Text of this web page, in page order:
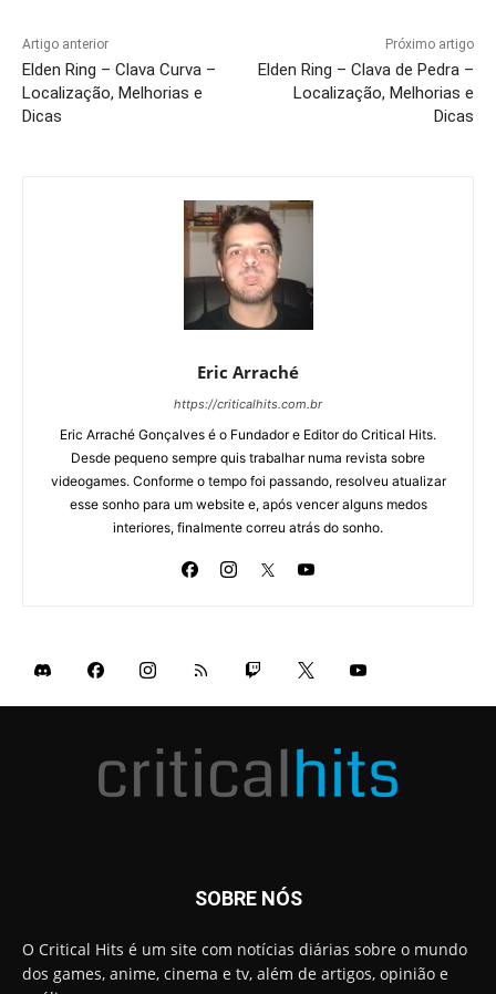
Artigo anterior
Elden Ring – Clava Curva –
Localização, Melhorias e
Dicas
Próximo artigo
Elden Ring – Clava de Pedra –
Localização, Melhorias e
Dicas
Eric Arraché
https://criticalhits.com.br
Eric Arraché Gonçalves é o Fundador e Editor do Critical Hits.
Desde pequeno sempre quis trabalhar numa revista sobre
videogames. Conforme o tempo foi passando, resolveu atualizar
esse sonho para um website e, após vencer alguns medos
interiores, finalmente correu atrás do sonho.
SOBRE NÓS
O Critical Hits é um site com notícias diárias sobre o mundo
dos games, anime, cinema e tv, além de artigos, opinião e